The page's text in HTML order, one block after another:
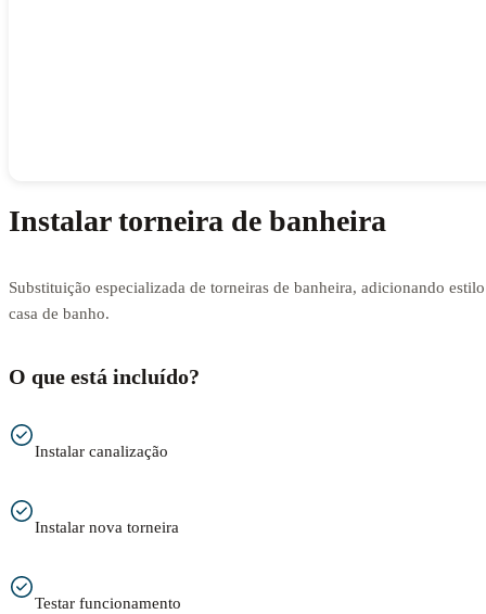
Instalar torneira de banheira
Substituição especializada de torneiras de banheira, adicionando
casa de banho.
O que está incluído?
Instalar canalização
Instalar nova torneira
Testar funcionamento